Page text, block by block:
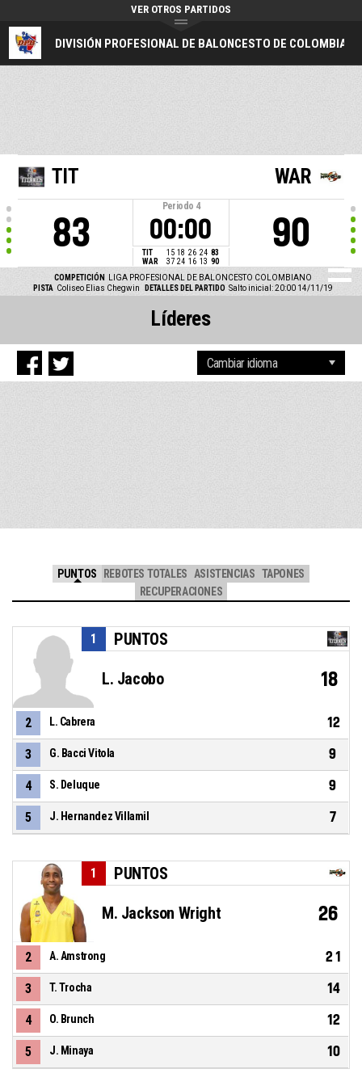
DIVISIÓN PROFESIONAL DE BALONCESTO DE COLOMBIA
VER OTROS PARTIDOS
TIT
83
Periodo 4
00:00
TIT 15 18 26 24 83
WAR
37 24 16 13 90
WAR
90
COMPETICIÓN
LIGA PROFESIONAL DE BALONCESTO COLOMBIANO
PISTA Coliseo Elias Chegwin DETALLES DEL PARTIDO Salto inicial: 20:00 14/11/19
Líderes
PUNTOS REBOTES TOTALES ASISTENCIAS TAPONES
RECUPERACIONES
PUNTOS
1
L. Jacobo 18
2 L. Cabrera 12
3 G. Bacci Vitola 9
4 S. Deluque 9
5 J. Hernandez Villamil 7
PUNTOS
1
M. Jackson Wright 26
2 A. Amstrong 21
3 T. Trocha 14
4 O. Brunch 12
5 J. Minaya 10